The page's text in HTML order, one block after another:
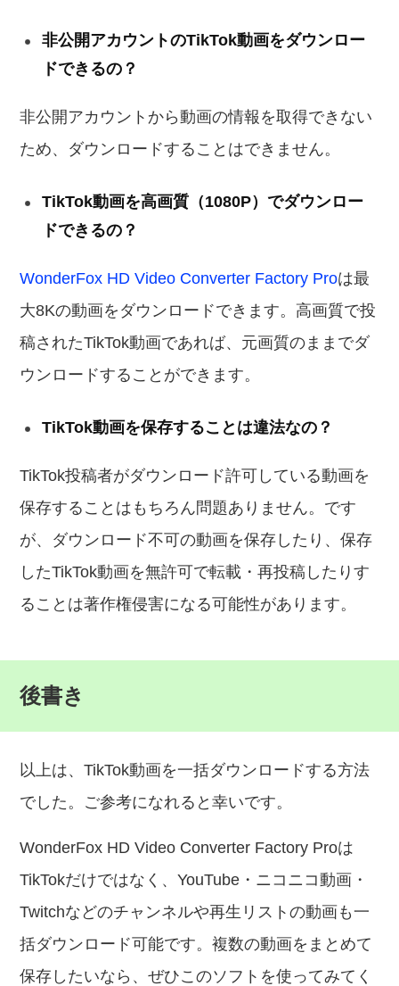
非公開アカウントのTikTok動画をダウンロー
ドできるの？
非公開アカウントから動画の情報を取得できない
ため、ダウンロードすることはできません。
TikTok動画を高画質（1080P）でダウンロー
ドできるの？
WonderFox HD Video Converter Factory Proは最
大8Kの動画をダウンロードできます。高画質で投
稿されたTikTok動画であれば、元画質のままでダ
ウンロードすることができます。
TikTok動画を保存することは違法なの？
TikTok投稿者がダウンロード許可している動画を
保存することはもちろん問題ありません。です
が、ダウンロード不可の動画を保存したり、保存
したTikTok動画を無許可で転載・再投稿したりす
ることは著作権侵害になる可能性があります。
後書き
以上は、TikTok動画を一括ダウンロードする方法
でした。ご参考になれると幸いです。
WonderFox HD Video Converter Factory Proは
TikTokだけではなく、YouTube・ニコニコ動画・
Twitchなどのチャンネルや再生リストの動画も一
括ダウンロード可能です。複数の動画をまとめて
保存したいなら、ぜひこのソフトを使ってみてく